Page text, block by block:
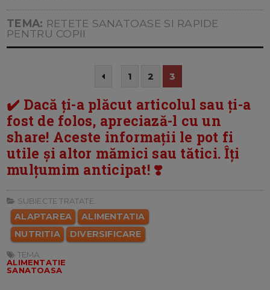
TEMA: RETETE SANATOASE SI RAPIDE
PENTRU COPII
1 2 3
✔️ Dacă ți-a plăcut articolul sau ți-a
fost de folos, apreciază-l cu un
share! Aceste informații le pot fi
utile și altor mămici sau tătici. Îți
mulțumim anticipat! ❣️
SUBIECTE TRATATE:
ALAPTAREA
ALIMENTATIA
NUTRITIA
DIVERSIFICARE
TEMA:
ALIMENTATIE
SANATOASA